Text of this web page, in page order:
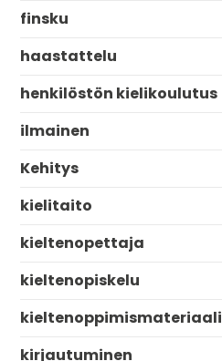
finsku
haastattelu
henkilöstön kielikoulutus
ilmainen
Kehitys
kielitaito
kieltenopettaja
kieltenopiskelu
kieltenoppimismateriaali
kirjautuminen